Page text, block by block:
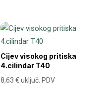
Cijev visokog pritiska
4.cilindar T40
8,63€ uključ. PDV